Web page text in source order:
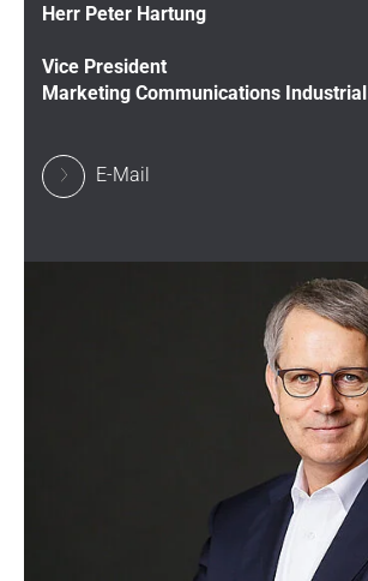
Herr Peter Hartung
Vice President
Marketing Communications Industrial
E-Mail